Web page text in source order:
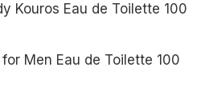
Kouros Eau de Toilette 100
Men Eau de Toilette 100